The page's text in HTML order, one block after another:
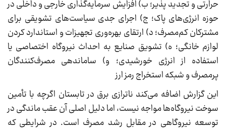
حرارتی و تجدید پذیر؛ ب) افزایش سرمایه‌گذاری خارجی و داخلی در
حوزه انرژی‌های پاک؛ ج) اجرای جدی سیاست‌های تشویقی برای
مشترکان کم‌مصرف؛ د) ارتقای بهره‌وری تجهیزات و استاندارد کردن
لوازم خانگی؛ ه) تشویق صنایع به احداث نیروگاه اختصاصی یا
استفاده از انرژی خورشیدی؛ و) ساماندهی مصرف‌کنندگان
پرمصرف و شبکه استخراج رمز ارز
این گزارش اضافه می‌کند ناترازی برق در تابستان اگرچه با تأمین
سوخت نیروگاه‌ها مواجه نیست، اما دلیل اصلی آن عقب ماندگی در
توسعه نیروگاهی در مقابل رشد مصرف است. در شرایطی که